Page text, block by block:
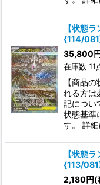
【状態
{114/
35,800
在庫数 11
【商品
れる方は
記につい
状態基準
す。 詳
【状態
{113/
2,180円(